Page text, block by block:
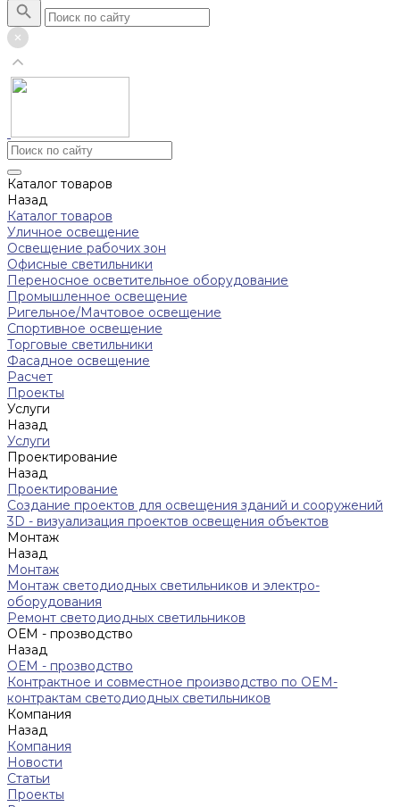
Каталог товаров
Назад
Каталог товаров
Уличное освещение
Освещение рабочих зон
Офисные светильники
Переносное осветительное оборудование
Промышленное освещение
Ригельное/Мачтовое освещение
Спортивное освещение
Торговые светильники
Фасадное освещение
Расчет
Проекты
Услуги
Назад
Услуги
Проектирование
Назад
Проектирование
Создание проектов для освещения зданий и сооружений
3D - визуализация проектов освещения объектов
Монтаж
Назад
Монтаж
Монтаж светодиодных светильников и электро-
оборудования
Ремонт светодиодных светильников
ОЕМ - прозводство
Назад
ОЕМ - прозводство
Контрактное и совместное производство по OEM-
контрактам светодиодных светильников
Компания
Назад
Компания
Новости
Статьи
Проекты